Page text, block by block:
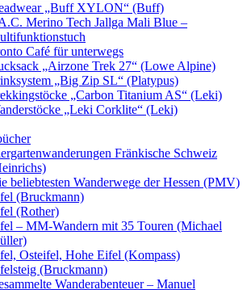
„Buff XYLON“ (Buff)
Merino Tech Jallga Mali Blue –
Café für unterwegs
„Airzone Trek 27“ (Lowe Alpine)
„Big Zip SL“ (Platypus)
„Carbon Titanium AS“ (Leki)
„Leki Corklite“ (Leki)
Fränkische Schweiz
beliebtesten Wanderwege der Hessen (PMV)
(Bruckmann)
(Rother)
– MM-Wandern mit 35 Touren (Michael
Osteifel, Hohe Eifel (Kompass)
(Bruckmann)
Wanderabenteuer – Manuel